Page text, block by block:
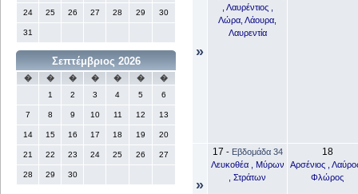
24 25 26 27 28 29 30
31
Σεπτέμβριος 2026
� � � � � �
�
1
2 3 4 5 6
7 8 9 10 11 12 13
14 15 16 17 18 19 20
21 22 23 24 25 26 27
28 29 30
»
, Λαυρέντιος ,
Λώρα, Λάουρα,
Λαυρεντία
»
17 - Εβδομάδα 34
Λευκοθέα , Μύρων
, Στράτων
18
Αρσένιος ,
Φλώρος